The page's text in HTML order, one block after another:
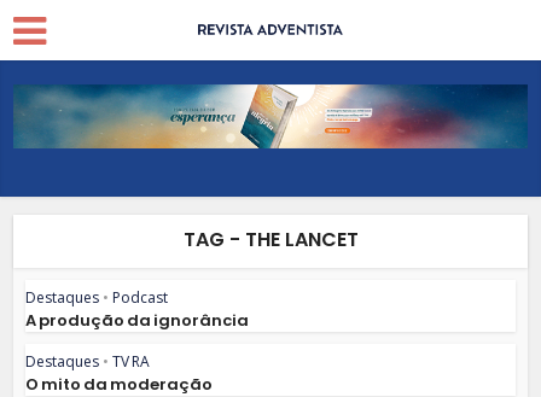
TAG - THE LANCET
Destaques • Podcast
A produção da ignorância
Destaques • TV RA
O mito da moderação